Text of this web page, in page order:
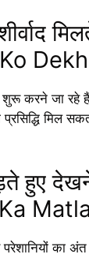
शुरू करने जा
मिल
हुए
का अंत